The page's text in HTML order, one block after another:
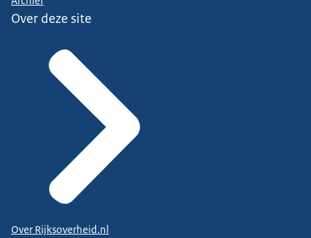
Over deze site
Over Rijksoverheid.nl